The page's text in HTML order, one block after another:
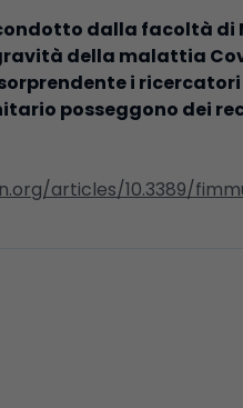
dalla facoltà di
della malattia
i
posseggono dei
articles/10.3389/